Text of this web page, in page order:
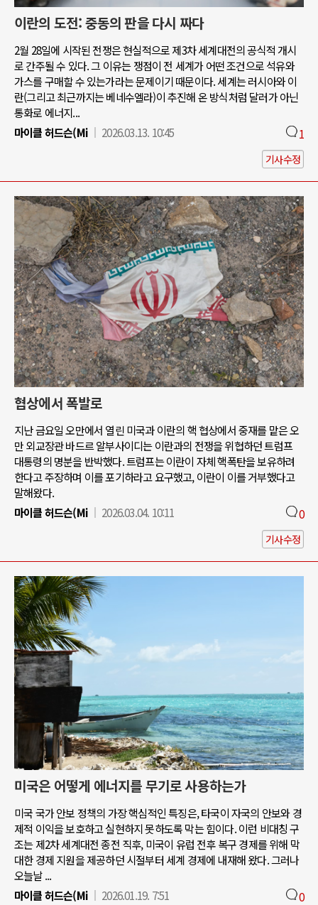
이란의 도전: 중동의 판을 다시 짜다
2월 28일에 시작된 전쟁은 현실적으로 제3차 세계대전의 공식적 개시
로 간주될 수 있다. 그 이유는 쟁점이 전 세계가 어떤 조건으로 석유와
가스를 구매할 수 있는가라는 문제이기 때문이다. 세계는 러시아와 이
란(그리고 최근까지는 베네수엘라)이 추진해 온 방식처럼 달러가 아닌
통화로 에너지...
마이클 허드슨(Mi
2026.03.13. 10:45 1
기사수정
협상에서 폭발로
지난 금요일 오만에서 열린 미국과 이란의 핵 협상에서 중재를 맡은 오
만 외교장관 바드르 알부사이디는 이란과의 전쟁을 위협하던 트럼프
대통령의 명분을 반박했다. 트럼프는 이란이 자체 핵폭탄을 보유하려
한다고 주장하며 이를 포기하라고 요구했고, 이란이 이를 거부했다고
말해왔다.
마이클 허드슨(Mi
2026.03.04. 10:11 0
기사수정
미국은 어떻게 에너지를 무기로 사용하는가
미국 국가 안보 정책의 가장 핵심적인 특징은, 타국이 자국의 안보와 경
제적 이익을 보호하고 실현하지 못하도록 막는 힘이다. 이런 비대칭 구
조는 제2차 세계대전 종전 직후, 미국이 유럽 전후 복구 경제를 위해 막
대한 경제 지원을 제공하던 시절부터 세계 경제에 내재해 왔다. 그러나
오늘날 ...
마이클 허드슨(Mi
2026.01.19. 7:51 0